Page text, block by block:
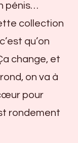
pénis…
collection
qu’on
change, et
on va à
pour
rondement